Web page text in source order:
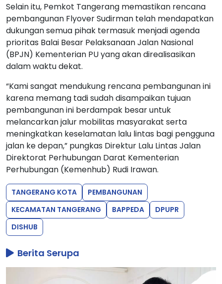
Selain itu, Pemkot Tangerang memastikan rencana
pembangunan Flyover Sudirman telah mendapatkan
dukungan semua pihak termasuk menjadi agenda
prioritas Balai Besar Pelaksanaan Jalan Nasional
(BPJN) Kementerian PU yang akan direalisasikan
dalam waktu dekat.
“Kami sangat mendukung rencana pembangunan ini
karena memang tadi sudah disampaikan tujuan
pembangunan ini berdampak besar untuk
melancarkan jalur mobilitas masyarakat serta
meningkatkan keselamatan lalu lintas bagi pengguna
jalan ke depan,” pungkas Direktur Lalu Lintas Jalan
Direktorat Perhubungan Darat Kementerian
Perhubungan (Kemenhub) Rudi Irawan.
TANGERANG KOTA
PEMBANGUNAN
KECAMATAN TANGERANG
BAPPEDA
DPUPR
DISHUB
Berita Serupa